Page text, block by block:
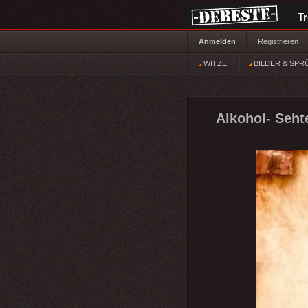
Anmelden Registrieren
WITZE BILDER &
Alkohol-